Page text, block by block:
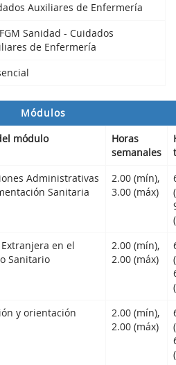
Auxiliares de Enfermería
Sanidad - Cuidados
de Enfermería
Módulos
módulo
Horas
semanales
Administrativas
Sanitaria
2.00 (mín),
3.00 (máx)
en el
Sanitario
2.00 (mín),
2.00 (máx)
y orientación
2.00 (mín),
2.00 (máx)